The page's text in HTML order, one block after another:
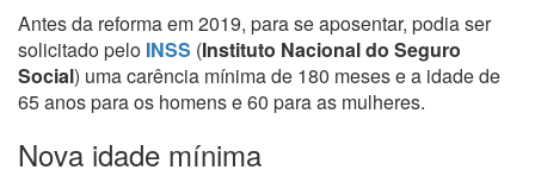
Antes da reforma em 2019, para se aposentar, podia ser
solicitado pelo INSS (Instituto Nacional do Seguro
Social) uma carência mínima de 180 meses e a idade de
65 anos para os homens e 60 para as mulheres.
Nova idade mínima